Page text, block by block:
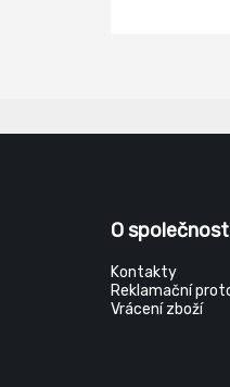
O
Kontakty
Reklamační
Vrácení zboží